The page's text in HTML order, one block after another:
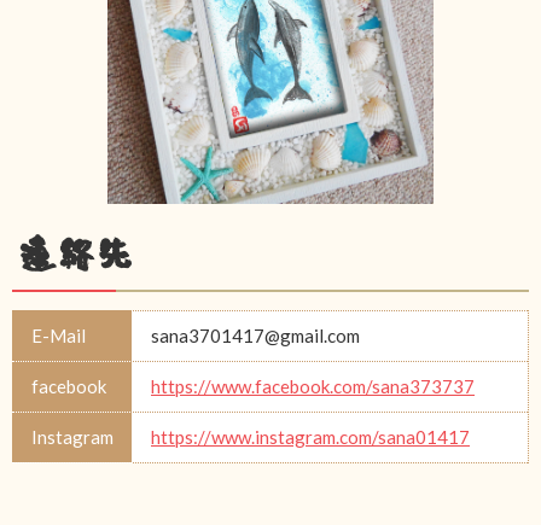
連絡先
E-Mail sana3701417@gmail.com
facebook https://www.facebook.com/sana373737
Instagram https://www.instagram.com/sana01417